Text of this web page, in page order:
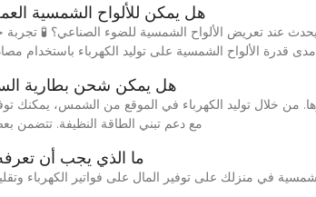
هل يمكن للألواح الشمسية
مدى قدرة الألواح الشمسية على توليد الكهرباء باستخدام
هل يمكن شحن بطارية
مع دعم تبني الطاقة النظيفة. تتضمن
ما الذي يجب أن تعرفه